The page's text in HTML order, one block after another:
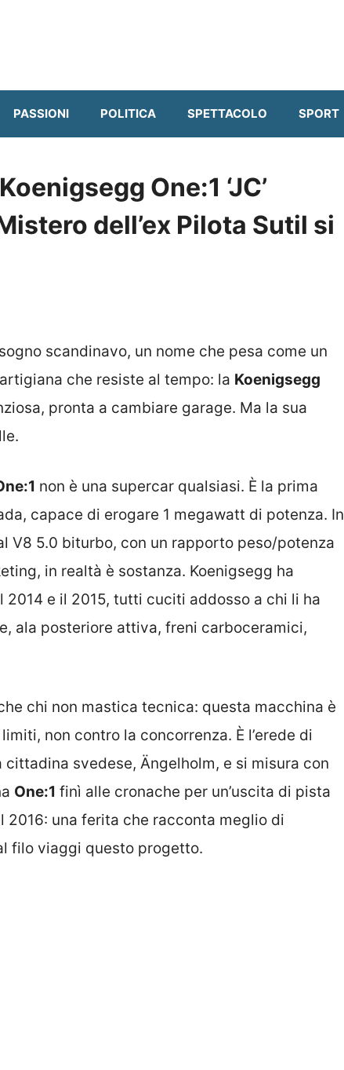
PASSIONI POLITICA SPETTACOLO SPORT
One:1 ‘JC’
dell’ex Pilota Sutil si
scandinavo, un nome che pesa come un
che resiste al tempo: la Koenigsegg
pronta a cambiare garage. Ma la sua
non è una supercar qualsiasi. È la prima
capace di erogare 1 megawatt di potenza. In
V8 5.0 biturbo, con un rapporto peso/potenza
in realtà è sostanza. Koenigsegg ha
2014 e il 2015, tutti cuciti addosso a chi li ha
ala posteriore attiva, freni carboceramici,
chi non mastica tecnica: questa macchina è
non contro la concorrenza. È l’erede di
cittadina svedese, Ängelholm, e si misura con
One:1 finì alle cronache per un’uscita di pista
una ferita che racconta meglio di
filo viaggi questo progetto.